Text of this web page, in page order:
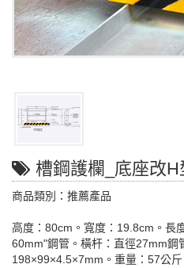
槽鋼護欄_底座改H
商品類別：推薦產品
高度：80cm。寬度：19.8cm。長
60mm"鋼管。橫杆：直徑27mm鋼
198×99×4.5×7mm。重量：57公